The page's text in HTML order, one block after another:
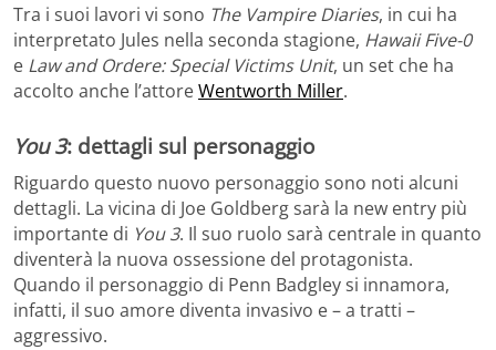
Tra i suoi lavori vi sono The Vampire Diaries, in cui ha
interpretato Jules nella seconda stagione, Hawaii Five-0
e Law and Ordere: Special Victims Unit, un set che ha
accolto anche l’attoreWentworth Miller.
You 3: dettagli sul personaggio
Riguardo questo nuovo personaggio sono noti alcuni
dettagli. La vicina di Joe Goldberg sarà la new entry più
importante di You 3. Il suo ruolo sarà centrale in quanto
diventerà la nuova ossessione del protagonista.
Quando il personaggio di Penn Badgley si innamora,
infatti, il suo amore diventa invasivo e – a tratti –
aggressivo.